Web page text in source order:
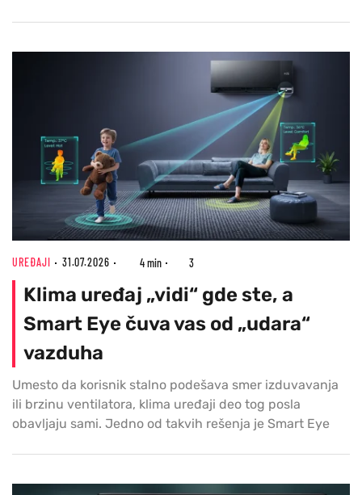
UREĐAJI 31.07.2026 4 min 3
Klima uređaj „vidi“ gde ste, a
Smart Eye čuva vas od „udara“
vazduha
Umesto da korisnik stalno podešava smer izduvavanja
ili brzinu ventilatora, klima uređaji deo tog posla
obavljaju sami. Jedno od takvih rešenja je Smart Eye